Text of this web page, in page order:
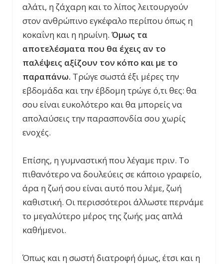
αλάτι, η ζάχαρη και το λίπος λειτουργούν
στον ανθρώπινο εγκέφαλο περίπου όπως η
κοκαΐνη και η ηρωίνη. Όμως τα
αποτελέσματα που θα έχεις αν το
παλέψεις αξίζουν τον κόπο και με το
παραπάνω. Τρώγε σωστά έξι μέρες την
εβδομάδα και την έβδομη τρώγε ό,τι θες: θα
σου είναι ευκολότερο και θα μπορείς να
απολαύσεις την παρασπονδία σου χωρίς
ενοχές.
Επίσης, η γυμναστική που λέγαμε πριν. Το
πιθανότερο να δουλεύεις σε κάποιο γραφείο,
άρα η ζωή σου είναι αυτό που λέμε, ζωή
καθιστική. Οι περισσότεροι άλλωστε περνάμε
το μεγαλύτερο μέρος της ζωής μας απλά
καθήμενοι.
Όπως και η σωστή διατροφή όμως, έτσι και η